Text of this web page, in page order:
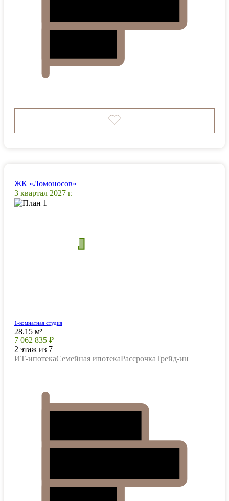
ЖК «Ломоносов»
3 квартал 2027 г.
1-комнатная студия
28.15 м²
7 062 835 ₽
2 этаж из 7
ИТ-ипотекаСемейная ипотекаРассрочкаТрейд-ин